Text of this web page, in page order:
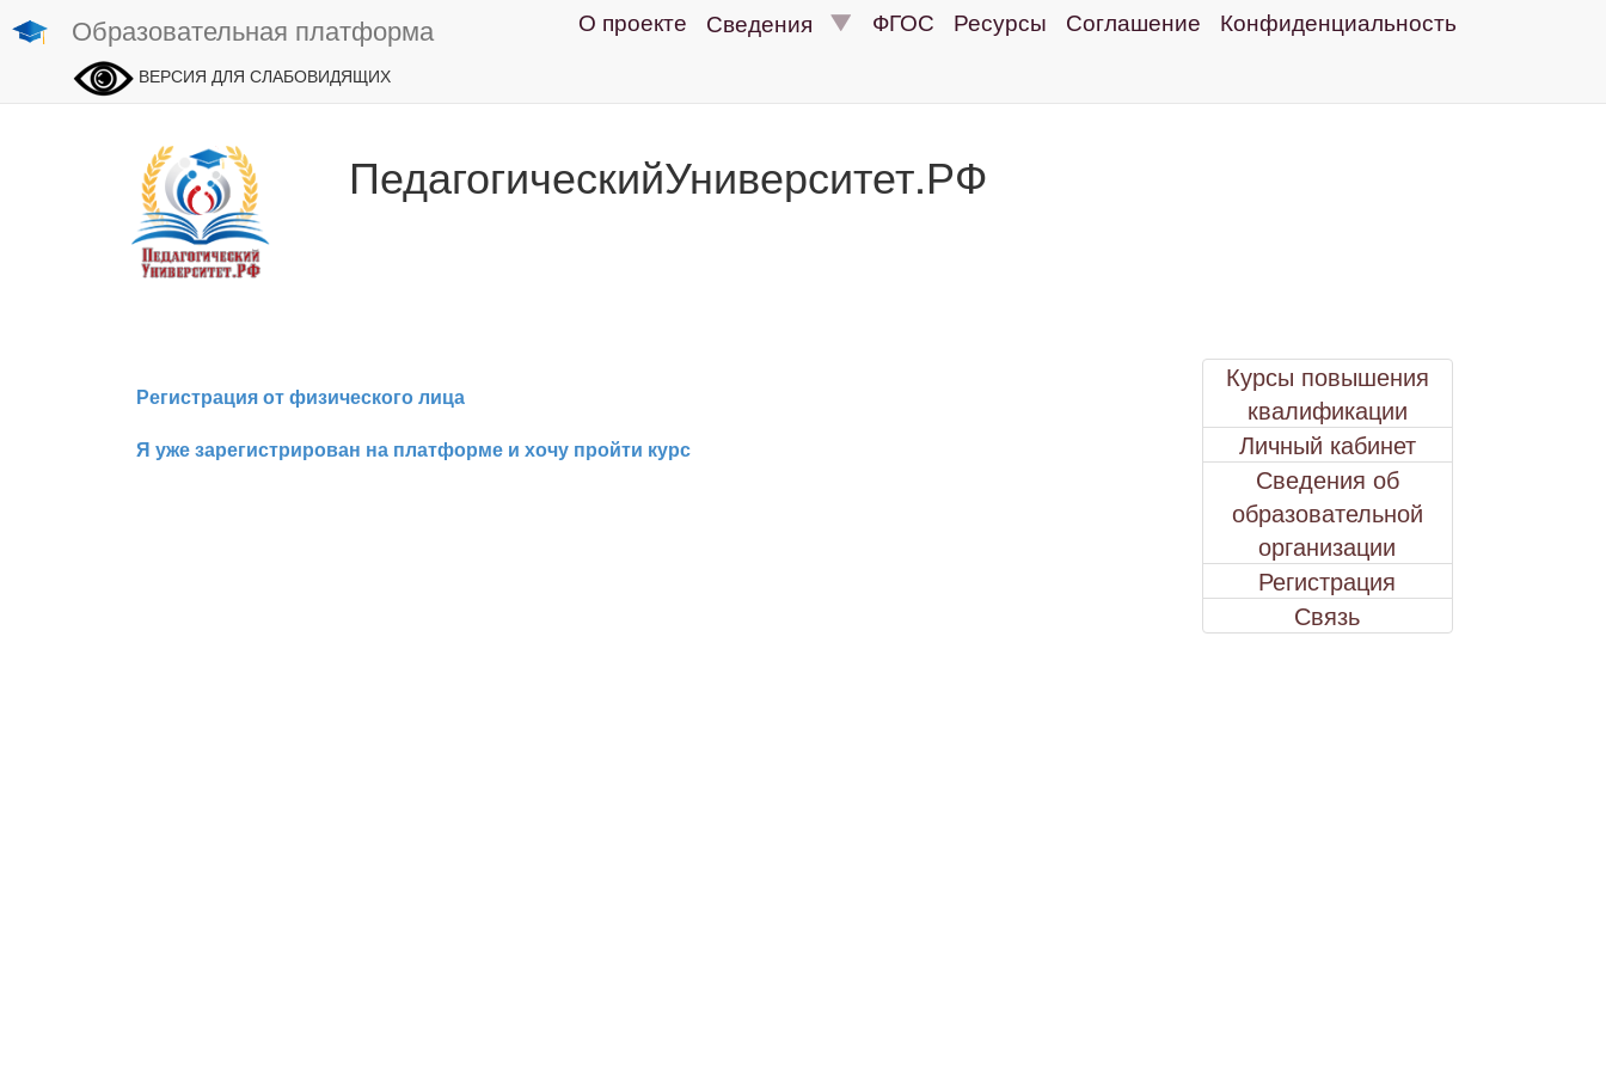
Образовательная платформа
ВЕРСИЯ ДЛЯ СЛАБОВИДЯЩИХ
О проекте Сведения ФГОС Ресурсы Соглашение Конфиденциальность
ПедагогическийУниверситет.РФ
Регистрация от физического лица
Я уже зарегистрирован на платформе и хочу пройти курс
Курсы повышения
квалификации
Личный кабинет
Сведения об
образовательной
организации
Регистрация
Связь